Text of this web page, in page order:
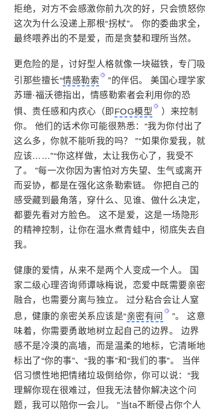
拒绝，对方不会感激你前九次的好，只会愤怒你
这次为什么没递上那根“拐杖”。 你的委曲求全，
最终喂养出的不是爱，而是贪婪和理所当然。
更危险的是，讨好型人格就像一块磁铁，专门吸
引那些擅长“情感勒索
”的伴侣。 美国心理学家
苏珊·福沃德指出，情感勒索者会利用你的恐
惧、责任感和内疚心（即FOG模型
）来控制
你。 他们的话术你可能很熟悉：“我为你付出了
这么多，你就不能听我的吗？ ”“如果你爱我，就
应该……”“你这样做，太让我伤心了，我受不
了。 ”每一次你因为害怕对方失望、生气或离开
而妥协，都是在强化这条勒索链。 你把自己的
感受藏到最角落，穿什么、见谁、做什么决定，
都要先看对方脸色。 这不是爱，这是一场隐形
的精神控制，让你在温水煮青蛙中，彻底失去自
我。
健康的爱情，从来不是两个人变成一个人。 国
家二级心理咨询师谭咏梅说，恋爱中既需要亲密
融合，也需要分离与独立。 过分粘合会让人窒
息，健康的亲密关系应该是“亲密有间
”。 这意
味着，你需要勇敢地树立起自己的边界。 边界
感不是冷漠的高墙，而是温柔的地标，它清晰地
标出了“你的事”、“我的事”和“我们的事”。 当伴
侣习惯性地把情绪垃圾倒给你，你可以说：“我
理解你现在很难过，但我无法替你解决这个问
题，我可以陪你一会儿。 ”当ta不断侵占你个人